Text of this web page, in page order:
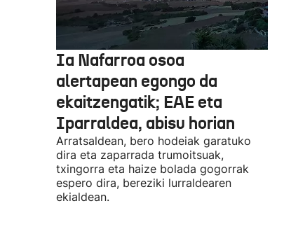
Ia Nafarroa osoa
alertapean egongo da
ekaitzengatik; EAE eta
Iparraldea, abisu horian
Arratsaldean, bero hodeiak garatuko
dira eta zaparrada trumoitsuak,
txingorra eta haize bolada gogorrak
espero dira, bereziki lurraldearen
ekialdean.